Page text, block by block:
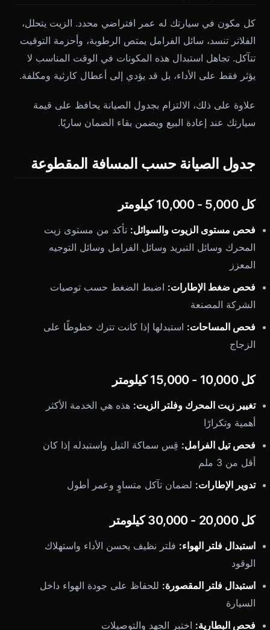
كل مكون في سيارتك له عمر افتراضي محدد. الزيت يتحلل،
الفلاتر تنسد، سائل الفرامل يمتص الرطوبة، وأحزمة التوقيت
تتآكل. تجاهل استبدال هذه المكونات في الوقت المناسب لا
يؤثر فقط على الأداء، بل قد يؤدي إلى أعطال كارثية ومكلفة.
علاوة على ذلك، الالتزام بجدول الصيانة يحافظ على قيمة
سيارتك عند إعادة البيع ويضمن بقاء الضمان ساريًا.
جدول الصيانة حسب المسافة المقطوعة
كل 5,000 - 10,000 كيلومتر
فحص مستوى الزيوت والسوائل: تأكد من مستوى زيت
المحرك وسائل التبريد وسائل الفرامل وسائل التوجيه
المعزز
فحص ضغط الإطارات: اضبط الضغط حسب توصيات
الشركة المصنعة
فحص المساحات: استبدلها إذا كانت تترك خطوطًا على
الزجاج
كل 10,000 - 15,000 كيلومتر
تغيير زيت المحرك وفلتر الزيت: هذه هي الخدمة الأكثر
أهمية وتكرارًا
فحص تيل الفرامل: قِس سماكة التيل واستبدله إذا كان
أقل من 3 ملم
تدوير الإطارات: لضمان تآكل متساوٍ وعمر أطول
كل 20,000 - 30,000 كيلومتر
استبدال فلتر الهواء: فلتر نظيف يحسن الأداء واستهلاك
الوقود
استبدال فلتر المقصورة: للحفاظ على جودة الهواء داخل
السيارة
فحص البطارية: اختبر الجهد والتوصيلات